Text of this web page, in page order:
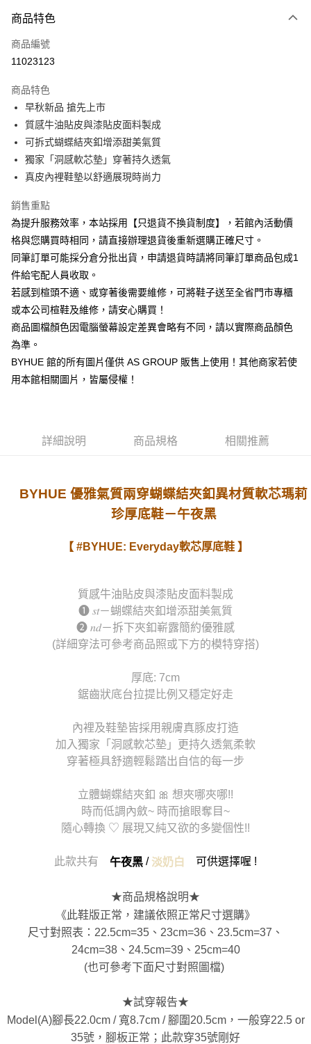
信用卡一次付款
信用卡分期付款
合作金庫商業銀行
華南商業銀行
上海商業儲蓄銀行
國泰世華商業銀行
臺灣中小企業銀行
台中商業銀行
匯豐（台灣）商業銀行
聯邦商業銀行
元大商業銀行
台新國際商業銀行
中國信託商業銀行
台灣樂天信用卡公司
6 期 0 利率 每期
華南商業銀行
上海商業儲蓄銀行
國泰世華商業銀行
兆豐國際商業銀行
臺灣中小企業銀行
聯邦商業銀行
元大商業銀行
永豐商業銀行
玉山商業銀行
星展（台灣）商業銀行
台灣樂天信用卡公司
12 期 0 利率 每期
合作金庫商業銀行
上海商業儲蓄銀行
台北富邦商業銀行
國泰世華商業銀行
匯豐（台灣）商業銀行
聯邦商業銀行
遠東國際商業銀行
元大商業銀行
永豐商業銀行
玉山商業銀行
星展（台灣）商業銀行
台新國際商業銀行
LINE Pay
Apple Pay
悠遊付
Google Pay
ATM付款
運送方式
宅配
每筆NT$80，滿NT$1,000(含以上)免運費
商品特色
商品編號
11023123
商品特色
早秋新品 搶先上市
質感牛油貼皮與漆貼皮面料製成
可拆式蝴蝶結夾釦增添甜美氣質
獨家「洞感軟芯墊」穿著持久透氣
真皮內裡鞋墊以舒適展現時尚力
銷售重點
為提升服務效率，本站採用【只退貨不換貨制度】，若館內活動價
格與您購買時相同，請直接辦理退貨後重新選購正確尺寸。
同筆訂單可能採分倉分批出貨，申請退貨時請將同筆訂單商品包成1
件給宅配人員收取。
若感到楦頭不適、或穿著後需要維修，可將鞋子送至全省門市專櫃
或本公司楦鞋及維修，請安心購買！
商品圖檔顏色因電腦螢幕設定差異會略有不同，請以實際商品顏色
為準。
BYHUE 館的所有圖片僅供 AS GROUP 販售上使用！其他商家若使
用本館相關圖片，皆屬侵權！
詳細說明 商品規格 相關推薦
BYHUE 優雅氣質兩穿蝴蝶結夾釦異材質軟芯瑪莉
珍厚底鞋－午夜黑
【 #BYHUE: Everyday軟芯厚底鞋 】
質感牛油貼皮與漆貼皮面料製成
❶ 𝑠𝑡－蝴蝶結夾釦增添甜美氣質
❷ 𝑛𝑑－拆下夾釦嶄露簡約優雅感
(詳細穿法可參考商品照或下方的模特穿搭)
厚底: 7cm
鋸齒狀底台拉提比例又穩定好走
內裡及鞋墊皆採用親膚真豚皮打造
加入獨家「洞感軟芯墊」更持久透氣柔軟
穿著極具舒適輕鬆踏出自信的每一步
立體蝴蝶結夾釦 🎀 想夾哪夾哪!!
時而低調內斂~ 時而搶眼奪目~
隨心轉換 ♡ 展現又純又欲的多變個性!!
此款共有 午夜黑 / 淡奶白 可供選擇喔 !
★商品規格說明★
《此鞋版正常，建議依照正常尺寸選購》
尺寸對照表：22.5cm=35、23cm=36、23.5cm=37、
24cm=38、24.5cm=39、25cm=40
(也可參考下面尺寸對照圖檔)
★試穿報告★
Model(A)腳長22.0cm / 寬8.7cm / 腳圍20.5cm，一般穿22.5 or
35號，腳板正常；此款穿35號剛好